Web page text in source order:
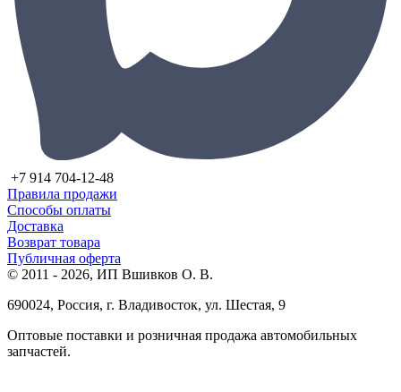
+7 914 704-12-48
Правила продажи
Способы оплаты
Доставка
Возврат товара
Публичная оферта
© 2011 - 2026, ИП Вшивков О. В.
690024, Россия, г. Владивосток, ул. Шестая, 9
Оптовые поставки и розничная продажа автомобильных
запчастей.